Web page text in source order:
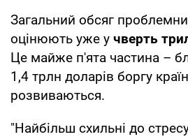
Загальний обсяг
оцінюють уже у чверть
Це майже п'ята частина –
1,4 трлн доларів боргу
розвиваються.
"Найбільш схильні до